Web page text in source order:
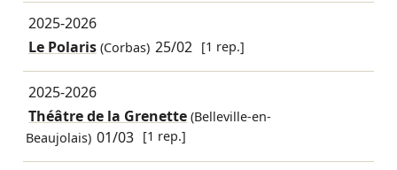
2025-2026
Le Polaris(Corbas) 25/02 [1 rep.]
2025-2026
Théâtre de la Grenette(Belleville-en-
Beaujolais) 01/03 [1 rep.]